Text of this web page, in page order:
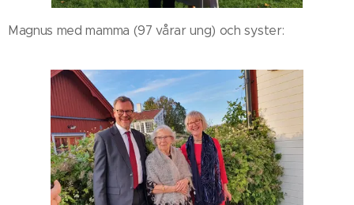
Magnus med mamma (97 vårar ung) och syster: